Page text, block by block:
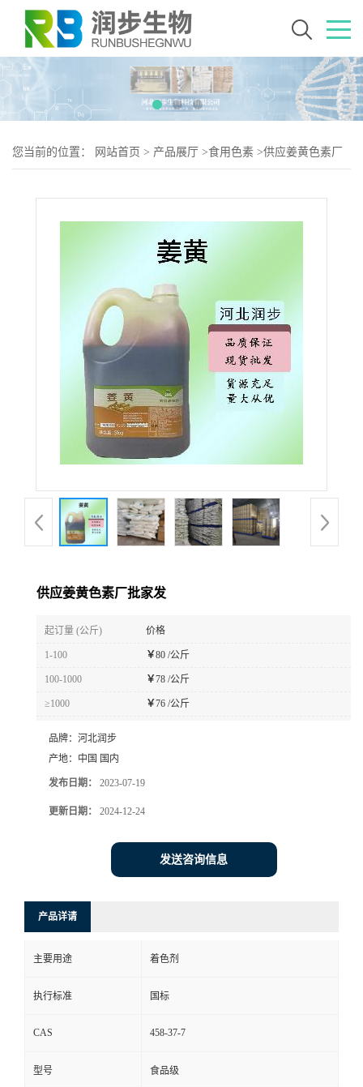
您当前的位置： 网站首页 > 产品展厅 >食用色素 >供应姜黄色素厂
供应姜黄色素厂批家发
起订量 (公斤) 价格
1-100 ￥80 /公斤
100-1000 ￥78 /公斤
≥1000 ￥76 /公斤
品牌： 河北润步
产地： 中国 国内
发布日期： 2023-07-19
更新日期： 2024-12-24
发送咨询信息
产品详请
主要用途 着色剂
执行标准 国标
CAS 458-37-7
型号 食品级